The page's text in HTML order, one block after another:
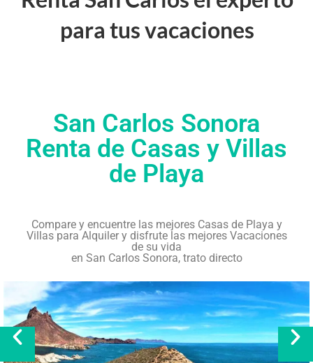
para tus vacaciones
San Carlos Sonora
Renta de Casas y Villas
de Playa
Compare y encuentre las mejores Casas de Playa y
Villas para Alquiler y disfrute las mejores Vacaciones
de su vida
en San Carlos Sonora, trato directo